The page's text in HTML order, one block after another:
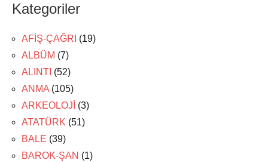
Kategoriler
AFİŞ-ÇAĞRI (19)
ALBÜM (7)
ALINTI (52)
ANMA (105)
ARKEOLOJİ (3)
ATATÜRK (51)
BALE (39)
BAROK-ŞAN (1)